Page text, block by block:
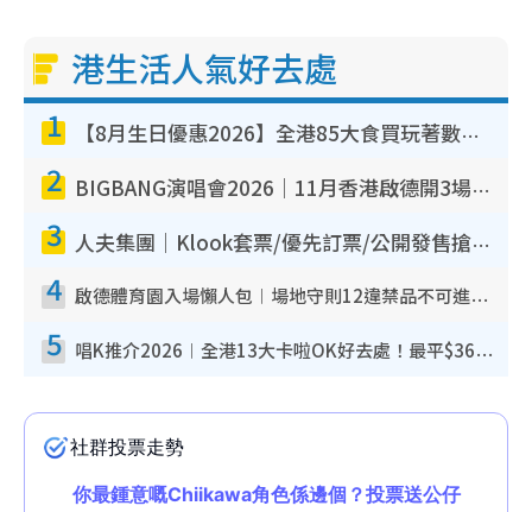
港生活人氣好去處
1 【8月生日優惠2026】全港85大食買玩著數攻略 自助餐/火鍋放題同行免費＋誠品/DONKI送現金券
2 BIGBANG演唱會2026｜11月香港啟德開3場！實名制VIP申請、優先購票攻略
3 人夫集團｜Klook套票/優先訂票/公開發售搶飛攻略！附票價.購票連結.場地座位表
4 啟德體育園入場懶人包︱場地守則12違禁品不可進場准帶細水樽但全場禁樽蓋！應援牌有限制！
5 唱K推介2026︱全港13大卡啦OK好去處！最平$36起 日文K都有！(附地址+收費詳情)